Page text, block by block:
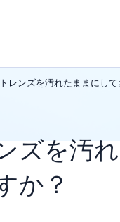
レンズを汚れたままにし
ズを汚
か？